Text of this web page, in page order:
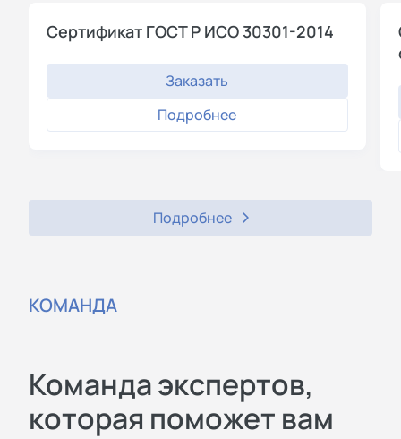
Сертификат ГОСТ Р ИСО 30301-2014
Заказать
Подробнее
Подробнее
КОМАНДА
Команда экспертов,
которая поможет вам